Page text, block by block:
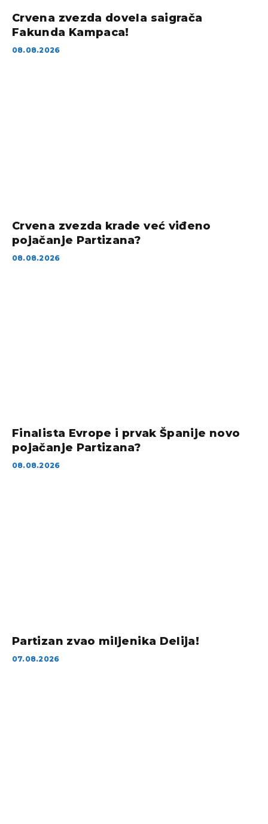
Crvena zvezda dovela saigrača
Fakunda Kampaca!
08.08.2026
Crvena zvezda krade već viđeno
pojačanje Partizana?
08.08.2026
Finalista Evrope i prvak Španije novo
pojačanje Partizana?
08.08.2026
Partizan zvao miljenika Delija!
07.08.2026